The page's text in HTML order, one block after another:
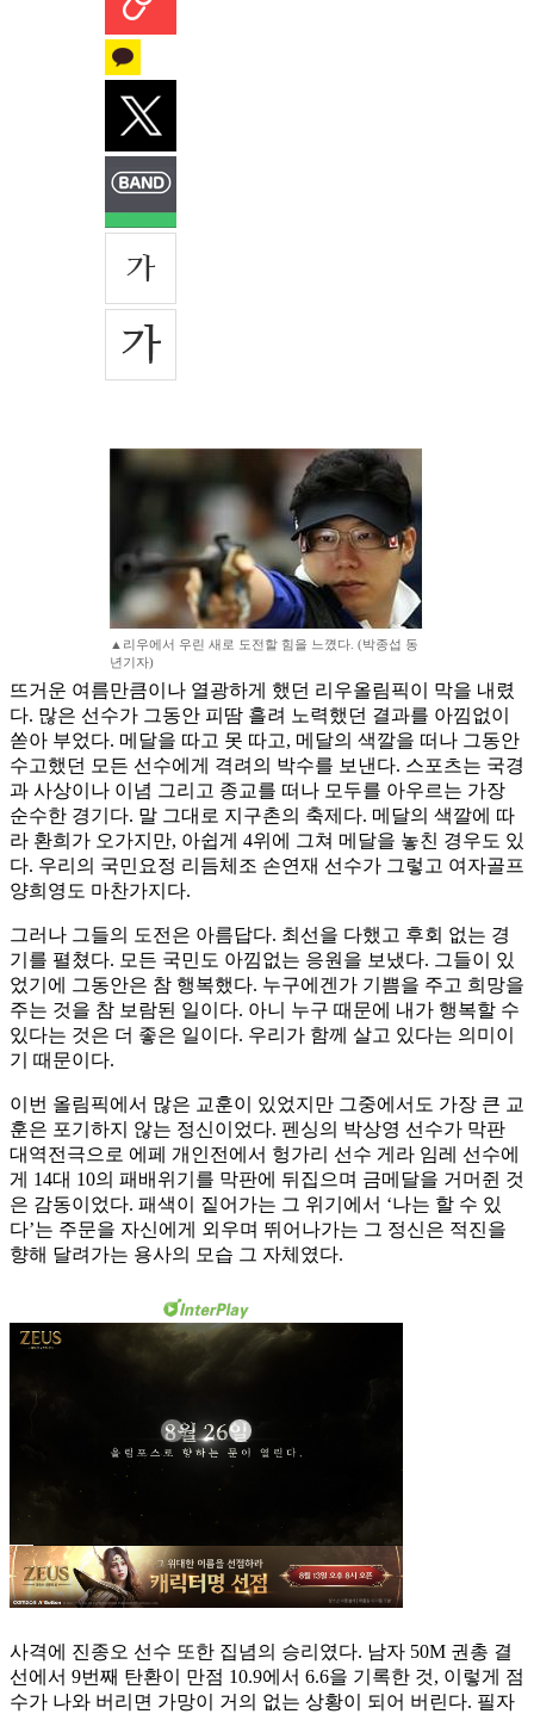
▲리우에서 우린 새로 도전할 힘을 느꼈다. (박종섭 동
년기자)
뜨거운 여름만큼이나 열광하게 했던 리우올림픽이 막을 내렸
다. 많은 선수가 그동안 피땀 흘려 노력했던 결과를 아낌없이
쏟아 부었다. 메달을 따고 못 따고, 메달의 색깔을 떠나 그동안
수고했던 모든 선수에게 격려의 박수를 보낸다. 스포츠는 국경
과 사상이나 이념 그리고 종교를 떠나 모두를 아우르는 가장
순수한 경기다. 말 그대로 지구촌의 축제다. 메달의 색깔에 따
라 환희가 오가지만, 아쉽게 4위에 그쳐 메달을 놓친 경우도 있
다. 우리의 국민요정 리듬체조 손연재 선수가 그렇고 여자골프
양희영도 마찬가지다.
그러나 그들의 도전은 아름답다. 최선을 다했고 후회 없는 경
기를 펼쳤다. 모든 국민도 아낌없는 응원을 보냈다. 그들이 있
었기에 그동안은 참 행복했다. 누구에겐가 기쁨을 주고 희망을
주는 것을 참 보람된 일이다. 아니 누구 때문에 내가 행복할 수
있다는 것은 더 좋은 일이다. 우리가 함께 살고 있다는 의미이
기 때문이다.
이번 올림픽에서 많은 교훈이 있었지만 그중에서도 가장 큰 교
훈은 포기하지 않는 정신이었다. 펜싱의 박상영 선수가 막판
대역전극으로 에페 개인전에서 헝가리 선수 게라 임레 선수에
게 14대 10의 패배위기를 막판에 뒤집으며 금메달을 거머쥔 것
은 감동이었다. 패색이 짙어가는 그 위기에서 ‘나는 할 수 있
다’는 주문을 자신에게 외우며 뛰어나가는 그 정신은 적진을
향해 달려가는 용사의 모습 그 자체였다.
사격에 진종오 선수 또한 집념의 승리였다. 남자 50M 권총 결
선에서 9번째 탄환이 만점 10.9에서 6.6을 기록한 것, 이렇게 점
수가 나와 버리면 가망이 거의 없는 상황이 되어 버린다. 필자